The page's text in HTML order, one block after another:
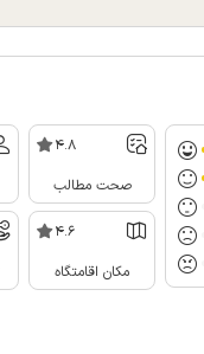
4.8
صحت مطالب
4.6
مکان اقامتگاه